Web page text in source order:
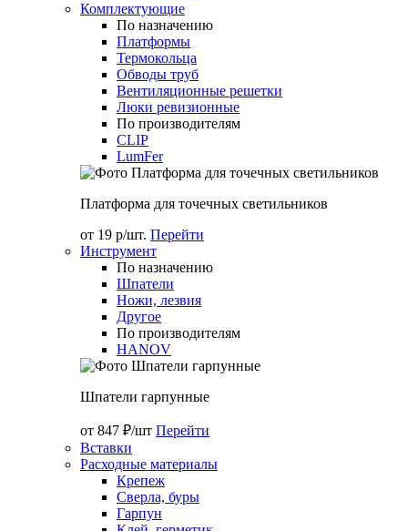
Комплектующие
По назначению
Платформы
Термокольца
Обводы труб
Вентиляционные решетки
Люки ревизионные
По производителям
CLIP
LumFer
Платформа для точечных светильников
от 19 р/шт. Перейти
Инструмент
По назначению
Шпатели
Ножи, лезвия
Другое
По производителям
HANOV
Шпатели гарпунные
от 847 ₽/шт Перейти
Вставки
Расходные материалы
Крепеж
Сверла, буры
Гарпун